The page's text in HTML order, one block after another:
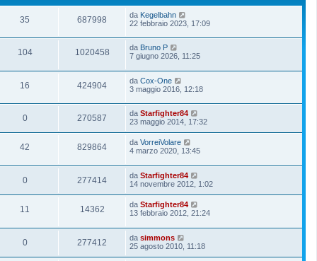
35 687998 da Kegelbahn
22 febbraio 2023, 17:09
104 1020458 da Bruno P
7 giugno 2026, 11:25
16 424904 da Cox-One
3 maggio 2016, 12:18
0 270587 da Starfighter84
23 maggio 2014, 17:32
42 829864 da VorreiVolare
4 marzo 2020, 13:45
0 277414 da Starfighter84
14 novembre 2012, 1:02
11 14362 da Starfighter84
13 febbraio 2012, 21:24
0 277412 da simmons
25 agosto 2010, 11:18